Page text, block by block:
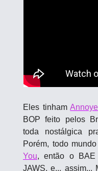
Eles tinham
BOP feito pelos
toda nostálgica
Porém, todo
You, então o BAE
JAWS, e... assim...